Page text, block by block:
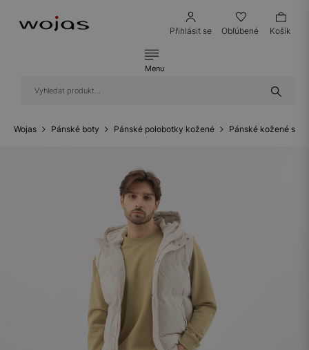
Přihlásit se Obľúbené Košík
Menu
Wojas Pánské boty Pánské polobotky kožené Pánské kožené